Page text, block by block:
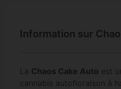
Information sur
La Chaos Cake Auto est
cannabis autofloraison à